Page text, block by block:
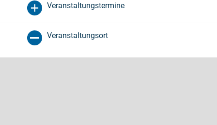
Veranstaltungstermine
Veranstaltungsort